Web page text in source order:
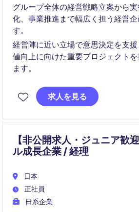
グループ全体の経営戦略立案から
化、事業推進まで幅広く担う経営
す。
経営陣に近い立場で意思決定を支
値向上に向けた重要プロジェクト
ます。
求人を見る
【非公開求人・ジュニア歓
ル成長企業 / 経理
日本
正社員
日系企業